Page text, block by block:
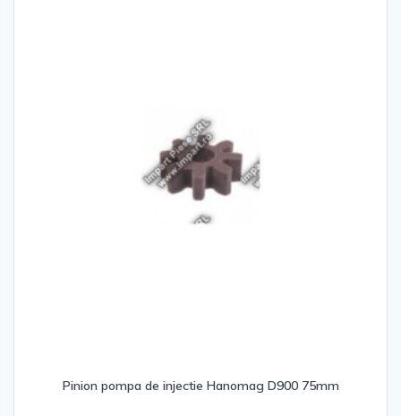
Pinion pompa de injectie Hanomag D900 75mm